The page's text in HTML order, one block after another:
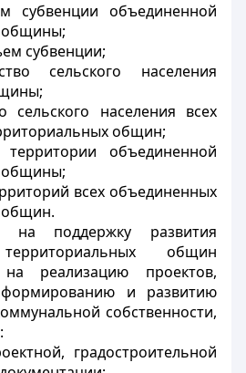
субвенции объединенной
общины;
субвенции;
сельского населения
сельского населения всех
общин;
объединенной
общины;
всех объединенных
общин.
на поддержку развития
общин
на реализацию проектов,
и развитию
собственности,
градостроительной